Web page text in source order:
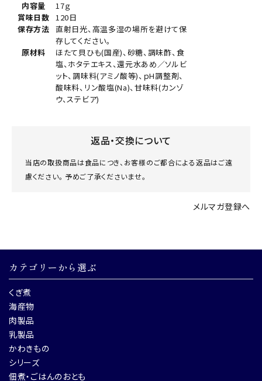
内容量
17ｇ
賞味日数
120日
保存方法 直射日光、高温多湿の場所を避けて保
存してください。
原材料
ほたて貝ひも(国産)、砂糖、調味酢、食
塩、ホタテエキス、還元水あめ／ソルビ
ット、調味料(アミノ酸等)、ｐH調整剤、
酸味料、リン酸塩(Na)、甘味料(カンゾ
ウ、ステビア)
返品・交換について
当店の取扱商品は食品につき、お客様のご都合による返品はご遠
慮ください。 予めご了承くださいませ。
メルマガ登録へ
カテゴリーから選ぶ
くぎ煮
海産物
肉製品
乳製品
かわきもの
シリーズ
佃煮・ごはんのおとも